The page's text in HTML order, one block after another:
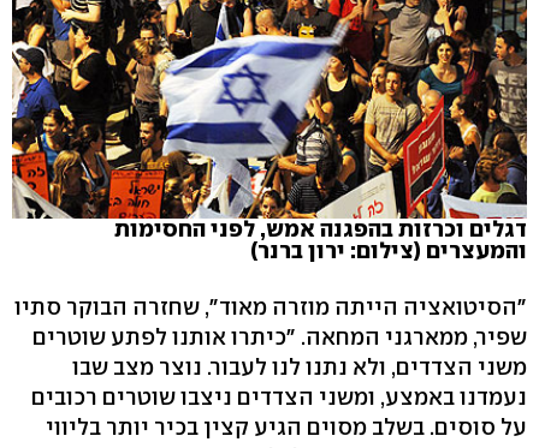
דגלים וכרזות בהפגנה אמש, לפני החסימות
והמעצרים (צילום: ירון ברנר)
"הסיטואציה הייתה מוזרה מאוד", שחזרה הבוקר סתיו
שפיר, ממארגני המחאה. "כיתרו אותנו לפתע שוטרים
משני הצדדים, ולא נתנו לנו לעבור. נוצר מצב שבו
נעמדנו באמצע, ומשני הצדדים ניצבו שוטרים רכובים
על סוסים. בשלב מסוים הגיע קצין בכיר יותר בליווי